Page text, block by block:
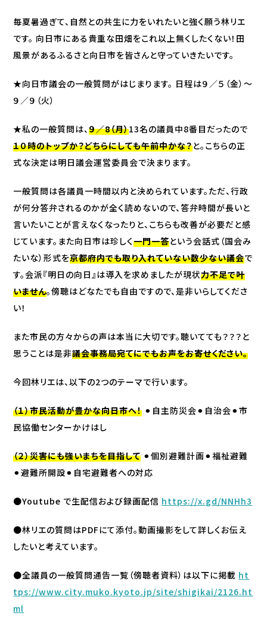
毎夏暑過ぎて、自然との共生に力をいれたいと強く願う林リエ
です。 向日市にある貴重な田畑をこれ以上無くしたくない！田
風景があるふるさと向日市を皆さんと守っていきたいです。
★向日市議会の一般質問がはじまります。 日程は９／５（金）～
９／９（火）
★私の一般質問は、９／8（月）13名の議員中8番目だったので
１０時のトップか？どちらにしても午前中かな？と。こちらの正
式な決定は明日議会運営委員会で決まります。
一般質問は各議員一時間以内と決められています。ただ、行政
が何分答弁されるのかが全く読めないので、答弁時間が長いと
言いたいことが言えなくなったりと、こちらも改善が必要だと感
じています。また向日市は珍しく一門一答という会話式（国会み
たいな）形式を京都府内でも取り入れていない数少ない議会で
す。会派『明日の向日』は導入を求めましたが現状力不足で叶
いません。傍聴はどなたでも自由ですので、是非いらしてくださ
い！
また市民の方々からの声は本当に大切です。聴いてても？？？と
思うことは是非議会事務局宛てにでもお声をお寄せください。
今回林リエは、以下の2つのテーマで行います。
（１）市民活動が豊かな向日市へ！ ⚫︎ 自主防災会⚫︎ 自治会⚫︎市
民協働センターかけはし
（２）災害にも強いまちを目指して ⚫︎個別避難計画⚫︎福祉避難
⚫︎避難所開設⚫︎ 自宅避難者への対応
●Youtube で生配信および録画配信 https://x.gd/NNHh3
●林リエの質問はPDFにて添付。動画撮影をして詳しくお伝え
したいと考えています。
●全議員の一般質問通告一覧（傍聴者資料）は以下に掲載 ht
tps://www.city.muko.kyoto.jp/site/shigikai/2126.ht
ml